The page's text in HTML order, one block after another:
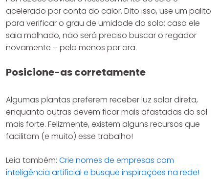
acelerado por conta do calor. Dito isso, use um palito
para verificar o grau de umidade do solo; caso ele
saia molhado, não será preciso buscar o regador
novamente – pelo menos por ora.
Posicione-as corretamente
Algumas plantas preferem receber luz solar direta,
enquanto outras devem ficar mais afastadas do sol
mais forte. Felizmente, existem alguns recursos que
facilitam (e muito) esse trabalho!
Leia também: Crie nomes de empresas com
inteligência artificial e busque inspirações na rede!